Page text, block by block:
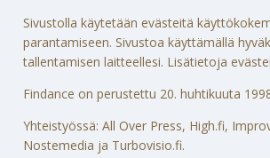
Sivustolla käytetään evästeitä
parantamiseen. Sivustoa käyttämällä
tallentamisen laitteellesi. Lisätietoja
Findance on perustettu 20. huhtikuuta
Yhteistyössä: All Over Press, High.fi,
Nostemedia ja Turbovisio.fi.